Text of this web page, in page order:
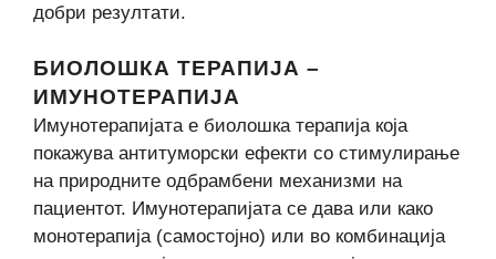
добри резултати.
БИОЛОШКА ТЕРАПИЈА –
ИМУНОТЕРАПИЈА
Имунотерапијата е биолошка терапија која
покажува антитуморски ефекти со стимулирање
на природните одбрамбени механизми на
пациентот. Имунотерапијата се дава или како
монотерапија (самостојно) или во комбинација